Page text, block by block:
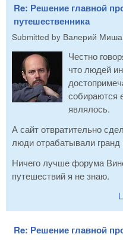
Re: Решение главной
путешественника
Submitted by Валерий
Честно
что людей
собираются
являлось.
А сайт отвратительно
люди отрабатывали гранд
Ничего лучше форума
путешествий я не знаю.
Re: Решение главной